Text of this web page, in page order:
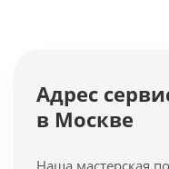
Адрес
в Москве
Наша мастерская